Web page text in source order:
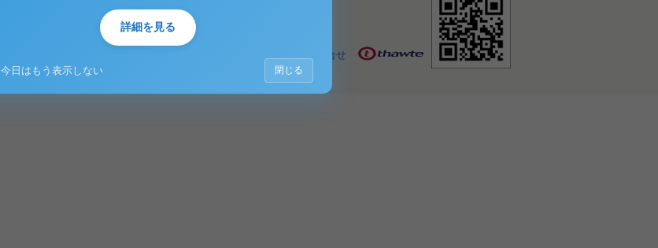
検索
お問合せ
詳細を見る
今日はもう表示しない 閉じる